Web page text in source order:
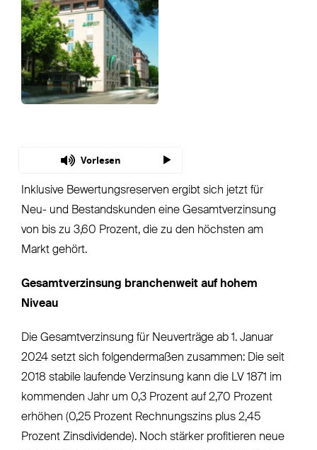
Vorlesen
Inklusive Bewertungsreserven ergibt sich jetzt für
Neu- und Bestandskunden eine Gesamtverzinsung
von bis zu 3,60 Prozent, die zu den höchsten am
Markt gehört.
Gesamtverzinsung branchenweit auf hohem
Niveau
Die Gesamtverzinsung für Neuverträge ab 1. Januar
2024 setzt sich folgendermaßen zusammen: Die seit
2018 stabile ­­­­laufende Verzinsung kann die LV 1871 im
kommenden Jahr um 0,3 Prozent auf 2,70 Prozent
erhöhen (0,25 Prozent Rechnungszins plus 2,45
Prozent Zinsdividende). Noch stärker profitieren neue